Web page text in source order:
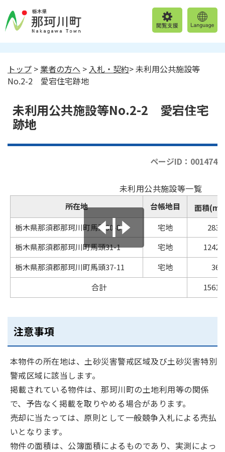
トップ > 業者の方へ > 入札・契約> 未利用公共施設等
No.2-2 愛宕住宅跡地
未利用公共施設等No.2-2 愛宕住宅
跡地
ページID：001474
未利用公共施設等一覧
所在地 台帳地目 面積(m
栃木県那須郡那珂川町馬頭30-8
宅地
栃木県那須郡那珂川町馬頭31-1
宅地
栃木県那須郡那珂川町馬頭37-11
宅地
合計
注意事項
本物件の所在地は、土砂災害警戒区域及び土砂災害特別
警戒区域に該当します。
掲載されている物件は、那珂川町の土地利用等の関係
で、予告なく掲載を取りやめる場合があります。
売却に当たっては、原則として一般競争入札による売払
いとなります。
物件の面積は、公簿面積によるものであり、実測によっ